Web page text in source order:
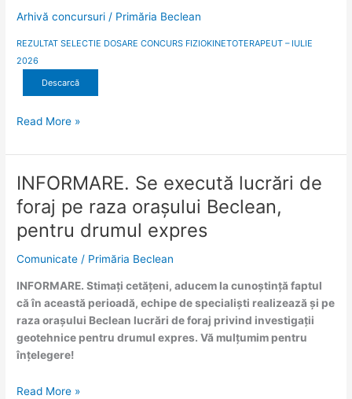
Arhivă concursuri / Primăria Beclean
REZULTAT SELECTIE DOSARE CONCURS FIZIOKINETOTERAPEUT – IULIE
2026
Descarcă
depus
de
Fiziokinetoterapeut
Centrul
de
Zi
Beclean
Read More »
INFORMARE. Se execută lucrări de
foraj pe raza orașului Beclean,
pentru drumul expres
Comunicate / Primăria Beclean
INFORMARE. Stimați cetățeni, aducem la cunoștință faptul
că în această perioadă, echipe de specialiști realizează și pe
raza orașului Beclean lucrări de foraj privind investigații
geotehnice pentru drumul expres. Vă mulțumim pentru
înțelegere!
INFORMARE.
Se
execută
lucrări
foraj
pe
raza
orașului
Beclean,
pentru
expres
Read More »